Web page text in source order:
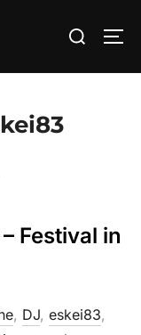
Suchen
Festival in
, DJ, eskei83,